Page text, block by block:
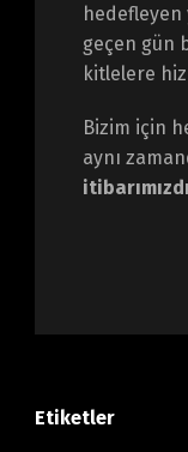
hedefleyen
geçen gün
kitlelere
Bizim için
aynı
Etiketler